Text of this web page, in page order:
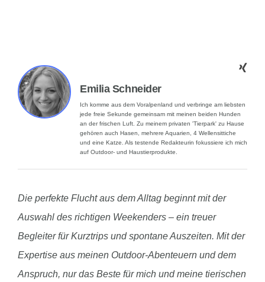
Emilia Schneider
Ich komme aus dem Voralpenland und verbringe am liebsten
jede freie Sekunde gemeinsam mit meinen beiden Hunden
an der frischen Luft. Zu meinem privaten 'Tierpark' zu Hause
gehören auch Hasen, mehrere Aquarien, 4 Wellensittiche
und eine Katze. Als testende Redakteurin fokussiere ich mich
auf Outdoor- und Haustierprodukte.
Die perfekte Flucht aus dem Alltag beginnt mit der
Auswahl des richtigen Weekenders – ein treuer
Begleiter für Kurztrips und spontane Auszeiten. Mit der
Expertise aus meinen Outdoor-Abenteuern und dem
Anspruch, nur das Beste für mich und meine tierischen